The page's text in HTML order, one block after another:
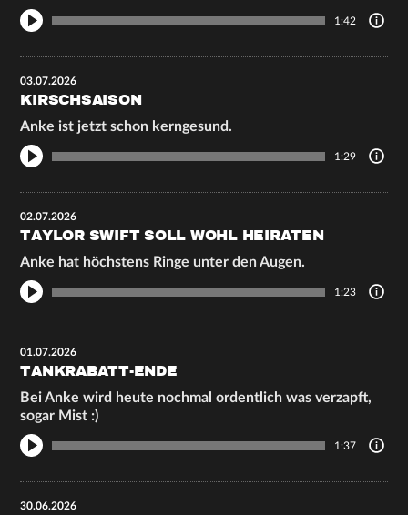
1:42
03.07.2026
KIRSCHSAISON
Anke ist jetzt schon kerngesund.
1:29
02.07.2026
TAYLOR SWIFT SOLL WOHL HEIRATEN
Anke hat höchstens Ringe unter den Augen.
1:23
01.07.2026
TANKRABATT-ENDE
Bei Anke wird heute nochmal ordentlich was verzapft,
sogar Mist :)
1:37
30.06.2026